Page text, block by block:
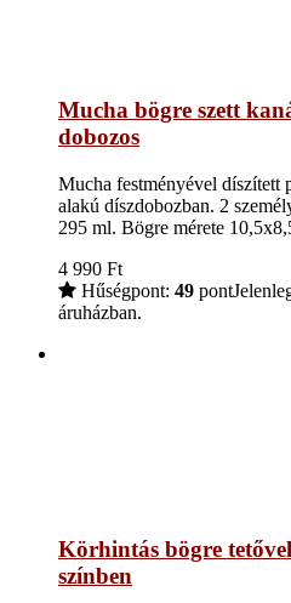
Mucha bögre szett
dobozos
Mucha festményével díszített
alakú díszdobozban. 2
295 ml. Bögre mérete
4 990 Ft
Hűségpont: 49 pont
áruházban.
Körhintás bögre
színben